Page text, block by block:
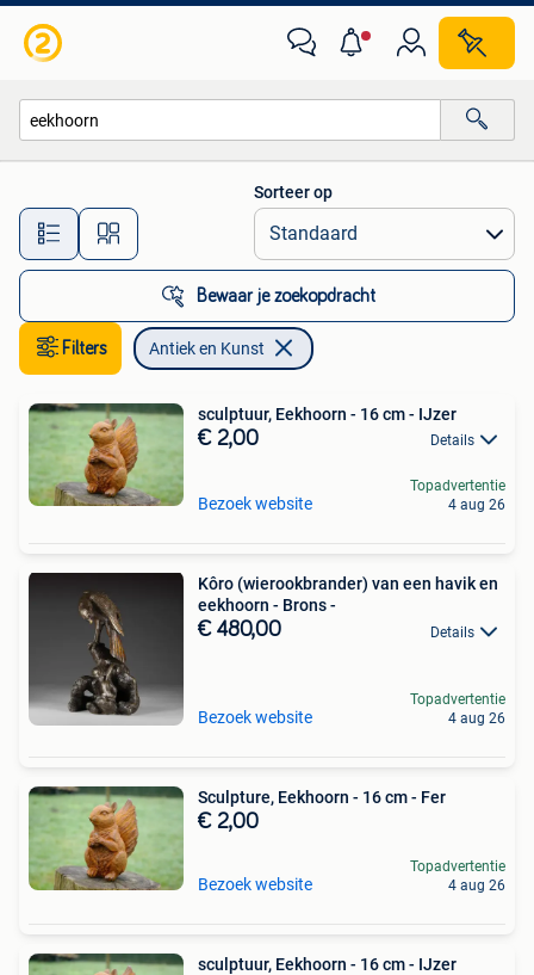
Alle afstanden…
Sorteer op
Bewaar je zoekopdracht
Filters Antiek en Kunst
sculptuur, Eekhoorn - 16 cm - IJzer
€ 2,00 Details
Bezoek website
Topadvertentie
4 aug 26
Kôro (wierookbrander) van een havik en
eekhoorn - Brons -
€ 480,00 Details
Bezoek website
Topadvertentie
4 aug 26
Sculpture, Eekhoorn - 16 cm - Fer
€ 2,00
Bezoek website
Topadvertentie
4 aug 26
sculptuur, Eekhoorn - 16 cm - IJzer